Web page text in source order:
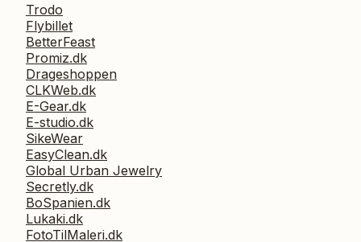
Trodo
Flybillet
BetterFeast
Promiz.dk
Drageshoppen
CLKWeb.dk
E-Gear.dk
E-studio.dk
SikeWear
EasyClean.dk
Global Urban Jewelry
Secretly.dk
BoSpanien.dk
Lukaki.dk
FotoTilMaleri.dk